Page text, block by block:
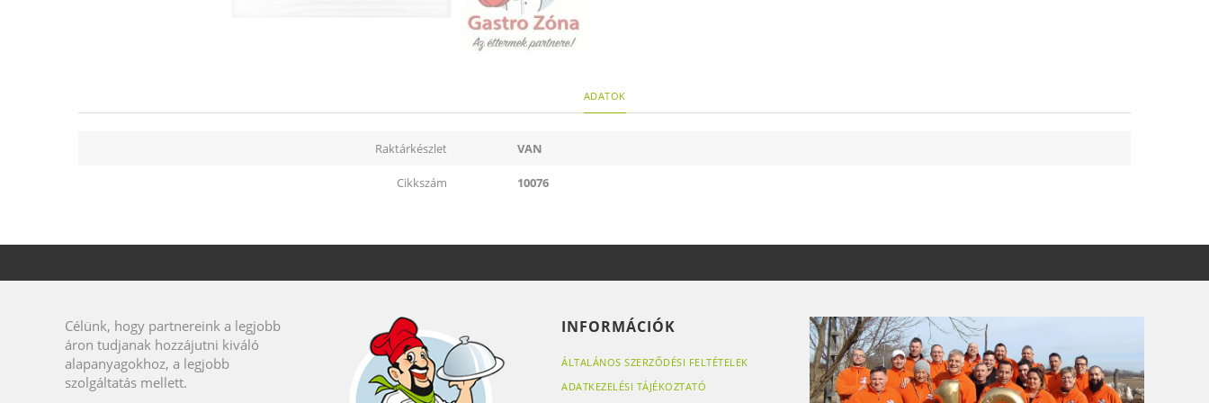
ADATOK
Raktárkészlet VAN
Cikkszám 10076
Célünk, hogy partnereink a legjobb
áron tudjanak hozzájutni kiváló
alapanyagokhoz, a legjobb
szolgáltatás mellett.
INFORMÁCIÓK
ÁLTALÁNOS SZERZŐDÉSI FELTÉTELEK
ADATKEZELÉSI TÁJÉKOZTATÓ